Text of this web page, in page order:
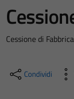
Cessione di
Condividi